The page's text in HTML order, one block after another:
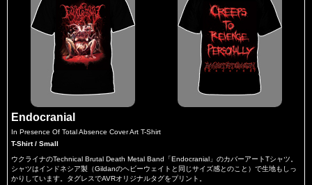
Endocranial
In Presence Of Total Absence Cover Art T-Shirt
T-Shirt / Small
ウクライナのTechnical Brutal Death Metal Band「Endocranial」のカバーアートTシャツ。
シャツはインドネシア製（Gildanのヘビーウェイトと同じサイズ感とのこと）で生地もしっ
かりしています。タグレスでAVRオリジナルタグをプリント。